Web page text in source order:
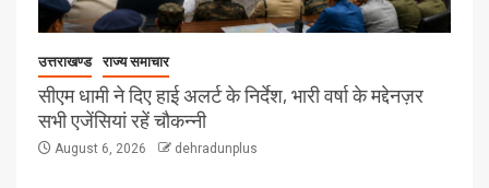
उत्तराखण्ड राज्य समाचार
सीएम धामी ने दिए हाई अलर्ट के निर्देश, भारी वर्षा के मद्देनज़र
सभी एजेंसियां रहें चौकन्नी
August 6, 2026 dehradunplus